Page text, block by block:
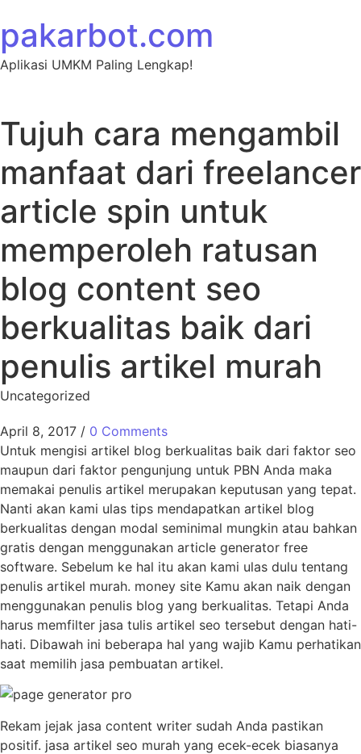
pakarbot.com
Aplikasi UMKM Paling Lengkap!
Tujuh cara mengambil
manfaat dari freelancer
article spin untuk
memperoleh ratusan
blog content seo
berkualitas baik dari
penulis artikel murah
Uncategorized
April 8, 2017 / 0 Comments
Untuk mengisi artikel blog berkualitas baik dari faktor seo
maupun dari faktor pengunjung untuk PBN Anda maka
memakai penulis artikel merupakan keputusan yang tepat.
Nanti akan kami ulas tips mendapatkan artikel blog
berkualitas dengan modal seminimal mungkin atau bahkan
gratis dengan menggunakan article generator free
software. Sebelum ke hal itu akan kami ulas dulu tentang
penulis artikel murah. money site Kamu akan naik dengan
menggunakan penulis blog yang berkualitas. Tetapi Anda
harus memfilter jasa tulis artikel seo tersebut dengan hati-
hati. Dibawah ini beberapa hal yang wajib Kamu perhatikan
saat memilih jasa pembuatan artikel.
Rekam jejak jasa content writer sudah Anda pastikan
positif. jasa artikel seo murah yang ecek-ecek biasanya